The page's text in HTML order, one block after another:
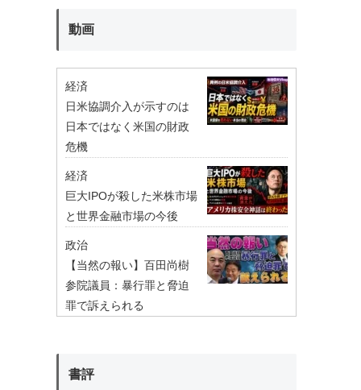
動画
経済
日米協調介入が示すのは
日本ではなく米国の財政
危機
経済
巨大IPOが殺した米株市場
と世界金融市場の今後
政治
【当然の報い】百田尚樹
参院議員：暴行罪と脅迫
罪で訴えられる
書評